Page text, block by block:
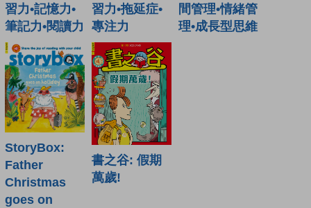
習力•記憶力•
筆記力•閱讀力
習力•拖延症•
專注力
間管理•情緒管
理•成長型思維
StoryBox:
Father
Christmas
goes on
書之谷: 假期
萬歲!